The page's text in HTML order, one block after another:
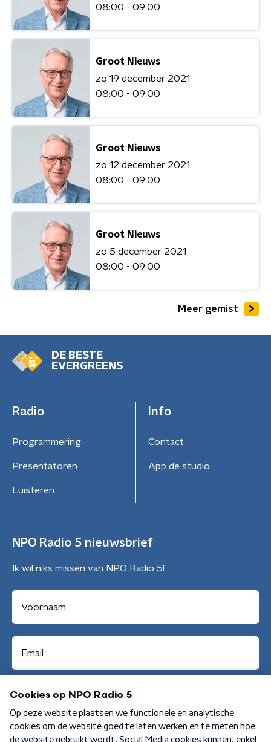
08:00 - 09:00
Groot Nieuws
zo 19 december 2021
08:00 - 09:00
Groot Nieuws
zo 12 december 2021
08:00 - 09:00
Groot Nieuws
zo 5 december 2021
08:00 - 09:00
Meer gemist
DE BESTE
EVERGREENS
Radio
Programmering
Presentatoren
Luisteren
Info
Contact
App de studio
NPO Radio 5 nieuwsbrief
Ik wil niks missen van NPO Radio 5!
Aanmelden